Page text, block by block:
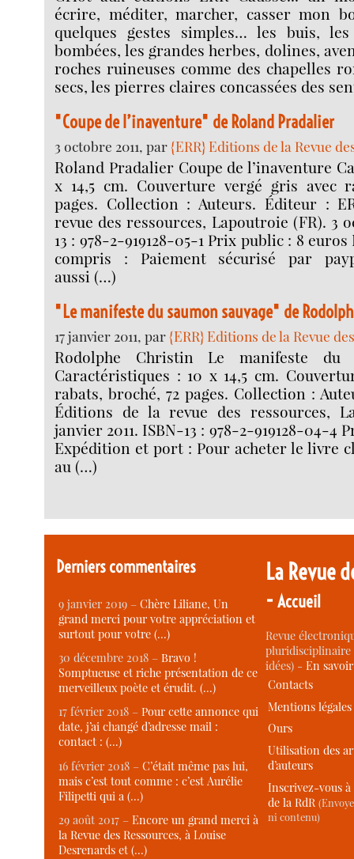
écrire, méditer, marcher, casser mon
quelques gestes simples… les buis,
bombées, les grandes herbes, dolines,
roches ruineuses comme des chapelles
secs, les pierres claires concassées des
"Coupe de l’inaventure" de Roland Pradalier
3 octobre 2011, par{ERR} Editions de la Revue
Roland Pradalier Coupe de l’inaventure
x 14,5 cm. Couverture vergé gris avec
pages. Collection : Auteurs. Éditeur :
revue des ressources, Lapoutroie (FR). 3
13 : 978-2-919128-05-1 Prix public : 8
compris : Paiement sécurisé par
aussi (…)
"Le manifeste du saumon sauvage" de
17 janvier 2011, par{ERR} Editions de la Revue
Rodolphe Christin Le manifeste du
Caractéristiques : 10 x 14,5 cm.
rabats, broché, 72 pages. Collection :
Éditions de la revue des ressources,
janvier 2011. ISBN-13 : 978-2-919128-04-4
Expédition et port : Pour acheter le livre
au (…)
Derniers commentaires
9 janvier 2019 –Chère Liliane, Un
grand merci pour votre appréciation et
surtout pour votre (…)
30 décembre 2018 –Bravo !
Somptueuse et riche présentation de ce
merveilleux poète et érudit. (…)
17 février 2018 –Pour cette annonce qui
date, j’ai changé d’adresse mail :
contact : (…)
16 février 2018 –C’était même pas lui,
mais c’est tout comme : c’est Aurélie
Filipetti qui a (…)
29 août 2017 –Encore un grand merci à
la Revue des Ressources, à Louise
Desrenards et (…)
La Revue
-Accueil
Revue
idées) -En
Contacts
Mentions légales
Ours
Utilisation des
d’auteurs
Inscrivez-vous
de la RdR
ni contenu)